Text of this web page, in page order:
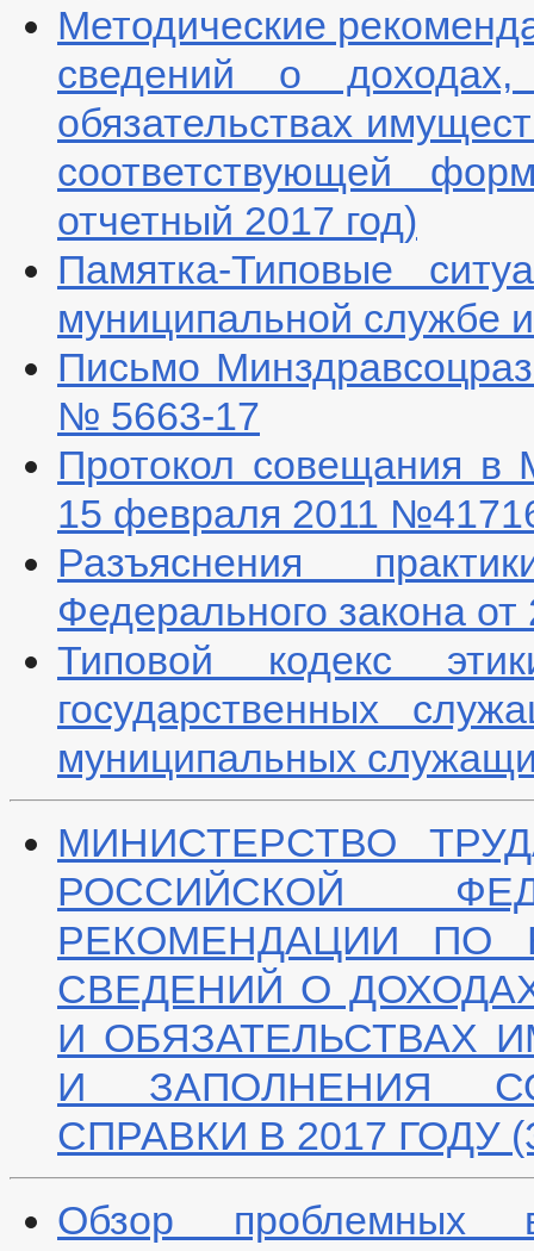
Методические
сведений о
обязательствах
соответствующей
отчетный 2017 год)
Памятка-Типовые
муниципальной службе
Письмо
№ 5663-17
Протокол совещания в
15 февраля 2011
Разъяснения
Федерального закона
Типовой кодекс
государственных
муниципальных
МИНИСТЕРСТВО
РОССИЙСКОЙ
РЕКОМЕНДАЦИИ ПО
СВЕДЕНИЙ О
И ОБЯЗАТЕЛЬСТВАХ
И ЗАПОЛНЕНИЯ
СПРАВКИ В 2017 ГОДУ
Обзор проблемных